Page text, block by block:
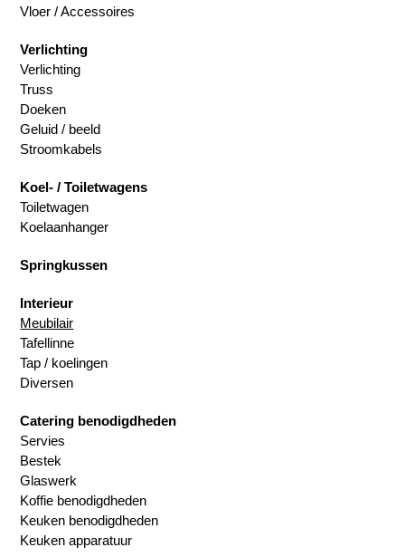
Vloer / Accessoires
Verlichting
Verlichting
Truss
Doeken
Geluid / beeld
Stroomkabels
Koel- / Toiletwagens
Toiletwagen
Koelaanhanger
Springkussen
Interieur
Meubilair
Tafellinne
Tap / koelingen
Diversen
Catering benodigdheden
Servies
Bestek
Glaswerk
Koffie benodigdheden
Keuken benodigdheden
Keuken apparatuur